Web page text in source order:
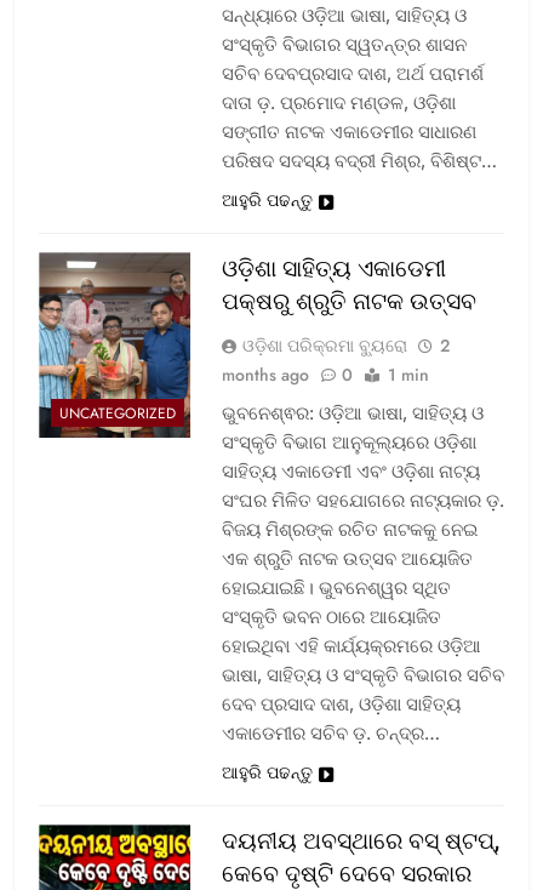
ସନ୍ଧ୍ୟାରେ ଓଡ଼ିଆ ଭାଷା, ସାହିତ୍ୟ ଓ
ସଂସ୍କୃତି ବିଭାଗର ସ୍ୱତନ୍ତ୍ର ଶାସନ
ସଚିବ ଦେବପ୍ରସାଦ ଦାଶ, ଅର୍ଥ ପରାମର୍ଶ
ଦାତା ଡ଼. ପ୍ରମୋଦ ମଣ୍ଡଳ, ଓଡ଼ିଶା
ସଙ୍ଗୀତ ନାଟକ ଏକାଡେମୀର ସାଧାରଣ
ପରିଷଦ ସଦସ୍ୟ ବଦ୍ରୀ ମିଶ୍ର, ବିଶିଷ୍ଟ…
ଆହୁରି ପଢନ୍ତୁ
UNCATEGORIZED
ଓଡ଼ିଶା ସାହିତ୍ୟ ଏକାଡେମୀ
ପକ୍ଷରୁ ଶ୍ରୁତି ନାଟକ ଉତ୍ସବ
ଓଡ଼ିଶା ପରିକ୍ରମା ବ୍ୟୁରୋ
2
months ago
0 1 min
ଭୁବନେଶ୍ଵର: ଓଡ଼ିଆ ଭାଷା, ସାହିତ୍ୟ ଓ
ସଂସ୍କୃତି ବିଭାଗ ଆନୁକୂଲ୍ୟରେ ଓଡ଼ିଶା
ସାହିତ୍ୟ ଏକାଡେମୀ ଏବଂ ଓଡ଼ିଶା ନାଟ୍ୟ
ସଂଘର ମିଳିତ ସହଯୋଗରେ ନାଟ୍ୟକାର ଡ଼.
ବିଜୟ ମିଶ୍ରଙ୍କ ରଚିତ ନାଟକକୁ ନେଇ
ଏକ ଶ୍ରୁତି ନାଟକ ଉତ୍ସବ ଆୟୋଜିତ
ହୋଇଯାଇଛି। ଭୁବନେଶ୍ୱର ସ୍ଥିତ
ସଂସ୍କୃତି ଭବନ ଠାରେ ଆୟୋଜିତ
ହୋଇଥିବା ଏହି କାର୍ଯ୍ୟକ୍ରମରେ ଓଡ଼ିଆ
ଭାଷା, ସାହିତ୍ୟ ଓ ସଂସ୍କୃତି ବିଭାଗର ସଚିବ
ଦେବ ପ୍ରସାଦ ଦାଶ, ଓଡ଼ିଶା ସାହିତ୍ୟ
ଏକାଡେମୀର ସଚିବ ଡ଼. ଚନ୍ଦ୍ର…
ଆହୁରି ପଢନ୍ତୁ
ଦୟନୀୟ ଅବସ୍ଥାରେ ବସ୍‌ ଷ୍ଟପ୍‌,
କେବେ ଦୃଷ୍ଟି ଦେବେ ସରକାର